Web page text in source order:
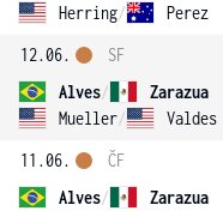
Herring/ Perez
12.06.
Alves/
Zarazua
Mueller/ Valdes
SF
11.06.
Alves/
Zarazua
ČF